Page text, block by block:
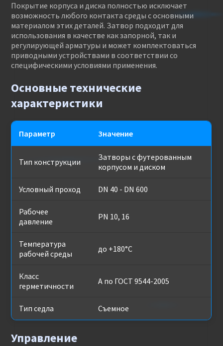
Покрытие корпуса и диска полностью исключает
возможность любого контакта среды с основными
материалом этих деталей. Затвор подходит для
использования в качестве как запорной, так и
регулирующей арматуры и может комплектоваться
приводными устройствами в соответствии со
специфическими условиями применения.
Основные технические
характеристики
Параметр Значение
Тип конструкции
Затворы с футерованным
корпусом и диском
Условный проход DN 40 - DN 600
Рабочее
давление
PN 10, 16
Температура
рабочей среды
до +180°C
Класс
герметичности
А по ГОСТ 9544-2005
Тип седла Съемное
Управление